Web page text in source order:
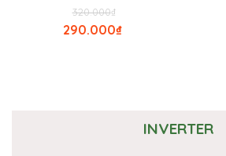
₫
320.000
₫
290.000
INVERTER